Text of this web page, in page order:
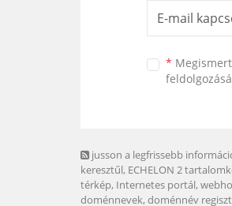
*
jusson a legfrissebb
keresztűl, ECHELON 2
térkép, Internetes portál,
doménnevek, doménnév